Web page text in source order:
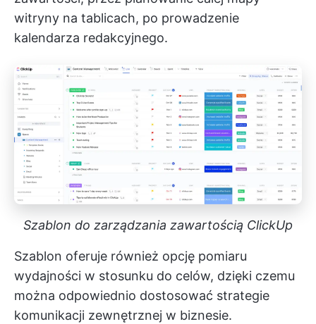
witryny na tablicach, po prowadzenie
kalendarza redakcyjnego.
Szablon do zarządzania zawartością ClickUp
Szablon oferuje również opcję pomiaru
wydajności w stosunku do celów, dzięki czemu
można odpowiednio dostosować strategie
komunikacji zewnętrznej w biznesie.